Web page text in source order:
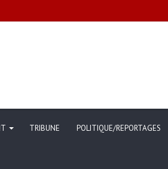
l’évolution des indicateurs de pauvreté et
TRIBUNE POLITIQUE/REPORTAGES